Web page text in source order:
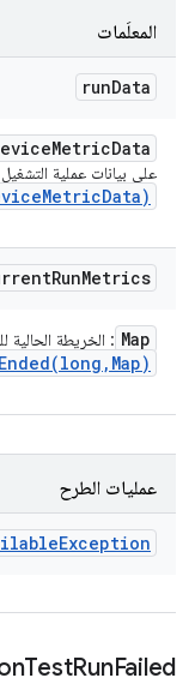
المعلَمات
runData
MetricData
على بيانات عملية
MetricData)
RunMetrics
Map : الخريطة الحالية
long , Map)
عمليات الطرح
Exception
TestRunFailed